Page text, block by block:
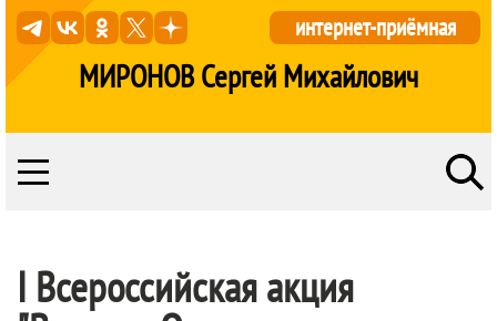
МИРОНОВ Сергей Михайлович
интернет-приёмная
I Всероссийская акция